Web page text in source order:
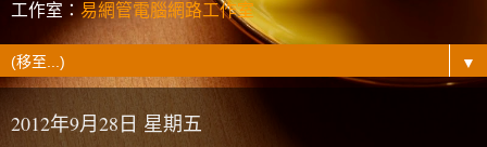
工作室： 易網管電腦網路工作室
▼
2012年9月28日 星期五